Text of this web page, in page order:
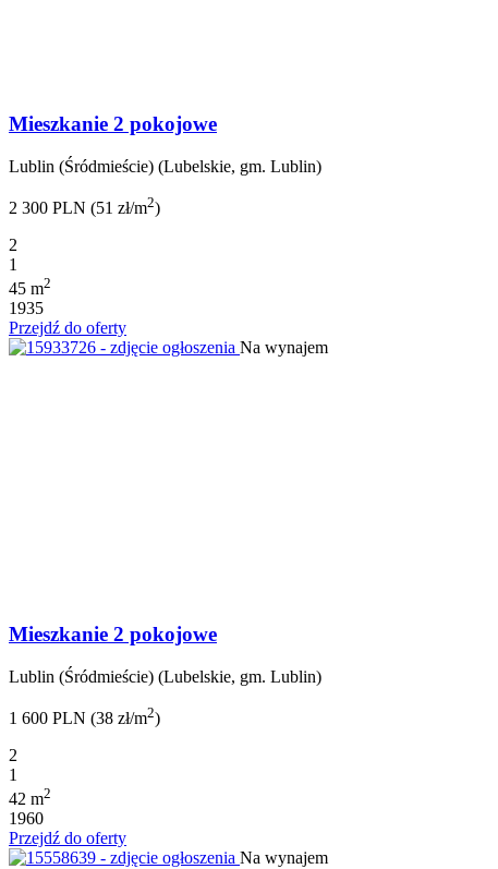
Mieszkanie 2 pokojowe
Lublin (Śródmieście) (Lubelskie, gm. Lublin)
2 300 PLN (51 zł/m2)
2
1
45 m2
1935
Przejdź do oferty
Na wynajem
Mieszkanie 2 pokojowe
Lublin (Śródmieście) (Lubelskie, gm. Lublin)
1 600 PLN (38 zł/m2)
2
1
42 m2
1960
Przejdź do oferty
Na wynajem